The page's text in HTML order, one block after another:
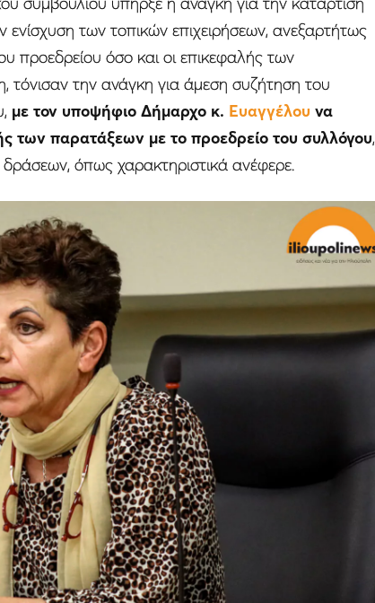
των τοπικών επιχειρήσεων, ανεξαρτήτως
προεδρείου όσο και οι επικεφαλής των
την ανάγκη για άμεση συζήτηση του
με τον υποψήφιο Δήμαρχο κ. Ευαγγέλου να
των παρατάξεων με το προεδρείο του συλλόγου,
δράσεων, όπως χαρακτηριστικά ανέφερε.